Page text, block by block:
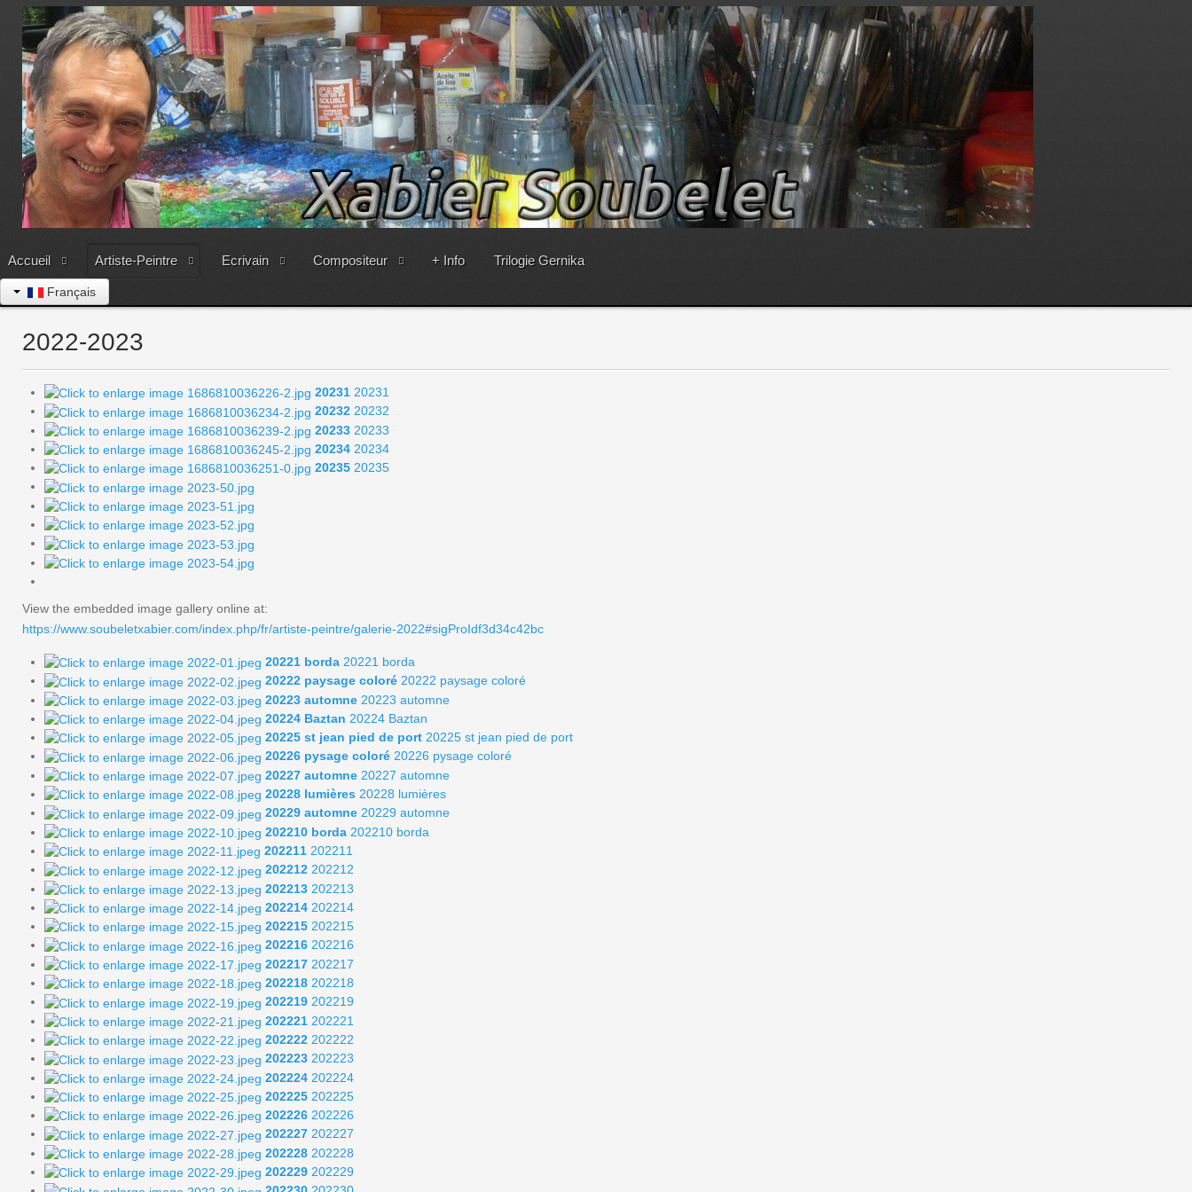
Accueil Artiste-Peintre Ecrivain Compositeur + Info Trilogie Gernika
Français
2022-2023
20231 20231
20232 20232
20233 20233
20234 20234
20235 20235
View the embedded image gallery online at:
https://www.soubeletxabier.com/index.php/fr/artiste-peintre/galerie-2022#sigProIdf3d34c42bc
20221 borda 20221 borda
20222 paysage coloré 20222 paysage coloré
20223 automne 20223 automne
20224 Baztan 20224 Baztan
20225 st jean pied de port 20225 st jean pied de port
20226 pysage coloré 20226 pysage coloré
20227 automne 20227 automne
20228 lumières 20228 lumières
20229 automne 20229 automne
202210 borda 202210 borda
202211 202211
202212 202212
202213 202213
202214 202214
202215 202215
202216 202216
202217 202217
202218 202218
202219 202219
202221 202221
202222 202222
202223 202223
202224 202224
202225 202225
202226 202226
202227 202227
202228 202228
202229 202229